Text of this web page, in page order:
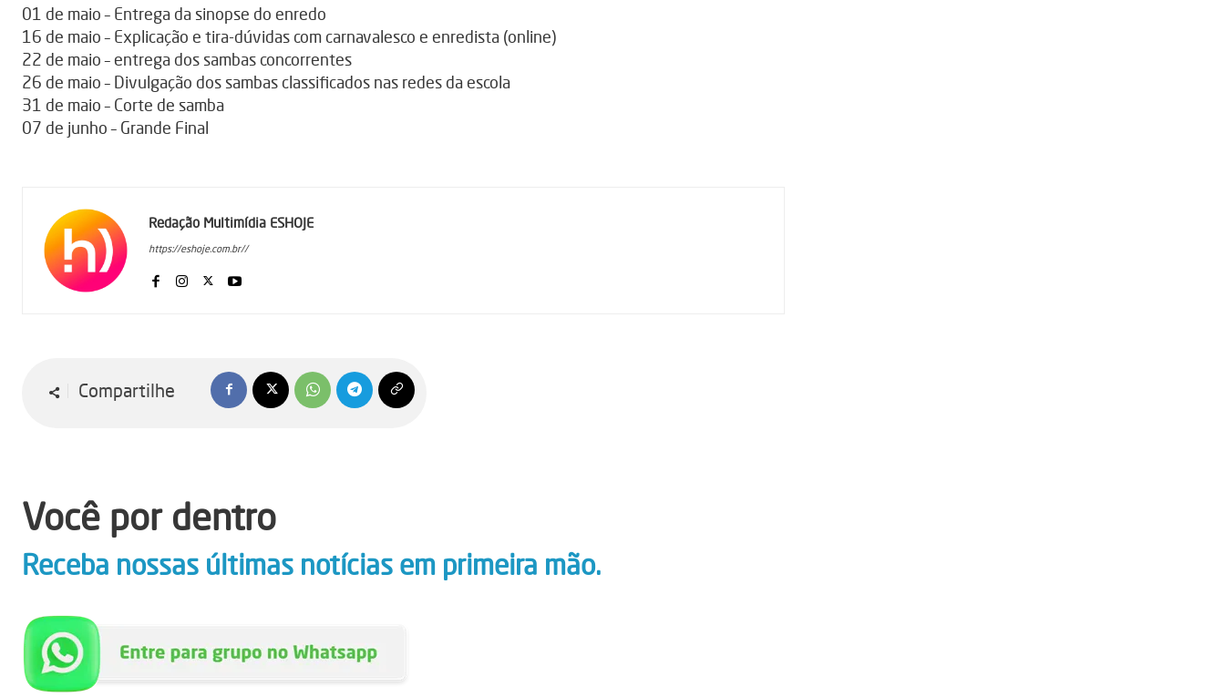
01 de maio – Entrega da sinopse do enredo
16 de maio – Explicação e tira-dúvidas com carnavalesco e enredista (online)
22 de maio – entrega dos sambas concorrentes
26 de maio – Divulgação dos sambas classificados nas redes da escola
31 de maio – Corte de samba
07 de junho – Grande Final
Redação Multimídia ESHOJE
https://eshoje.com.br//
Compartilhe
Você por dentro
Receba nossas últimas notícias em primeira mão.